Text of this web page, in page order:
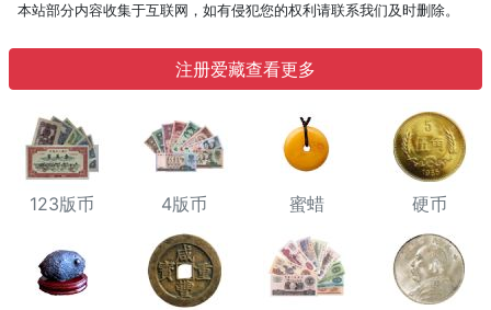
本站部分内容收集于互联网，如有侵犯您的权利请联系我们及时删除。
注册爱藏查看更多
123版币 4版币 蜜蜡 硬币